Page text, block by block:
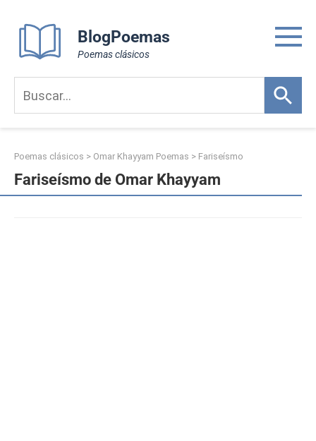
content
BlogPoemas
Poemas clásicos
Poemas clásicos > Omar Khayyam Poemas > Fariseísmo
Fariseísmo de Omar Khayyam